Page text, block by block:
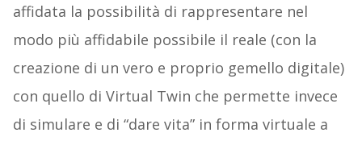
affidata la possibilità di rappresentare nel
modo più affidabile possibile il reale (con la
creazione di un vero e proprio gemello digitale)
con quello di Virtual Twin che permette invece
di simulare e di “dare vita” in forma virtuale a